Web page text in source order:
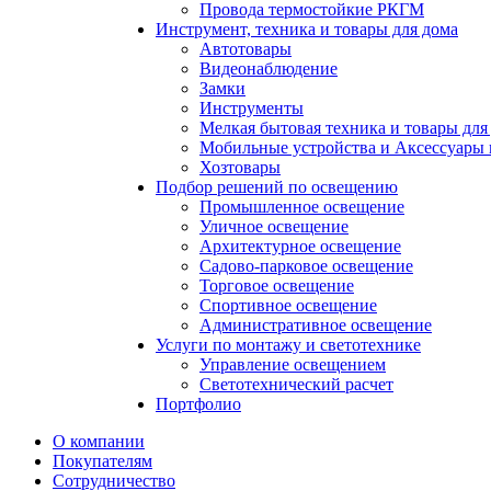
Провода термостойкие РКГМ
Инструмент, техника и товары для дома
Автотовары
Видеонаблюдение
Замки
Инструменты
Мелкая бытовая техника и товары для
Мобильные устройства и Аксессуары
Хозтовары
Подбор решений по освещению
Промышленное освещение
Уличное освещение
Архитектурное освещение
Садово-парковое освещение
Торговое освещение
Спортивное освещение
Административное освещение
Услуги по монтажу и светотехнике
Управление освещением
Светотехнический расчет
Портфолио
О компании
Покупателям
Сотрудничество